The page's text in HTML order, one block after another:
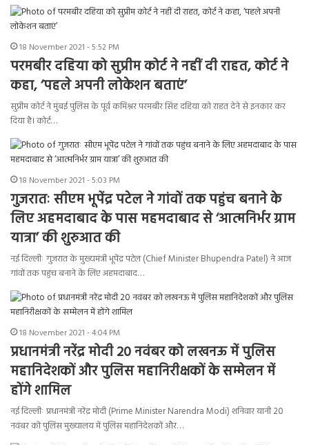
18 November 2021 - 5:52 PM
परमबीर दहिया को सुप्रीम कोर्ट ने नहीं दी राहत, कोर्ट ने
कहा, ‘पहले अपनी लोकेशन बताएं’
सुप्रीम कोर्ट ने मुंबई पुलिस के पूर्व कमिश्नर परमबीर सिंह दहिया को राहत देने से इनकार कर
दिया है। कोर्ट…
18 November 2021 - 5:03 PM
गुजरातः सीएम भूपेंद्र पटेल ने गांवों तक पहुंच बनाने के
लिए अहमदाबाद के पास महमदाबाद से ‘आत्मनिर्भर ग्राम
यात्रा’ की शुरुआत की
नई दिल्लीः गुजरात के मुख्यमंत्री भूपेंद्र पटेल (Chief Minister Bhupendra Patel) ने आज
गांवों तक पहुंच बनाने के लिए अहमदाबाद…
18 November 2021 - 4:04 PM
प्रधानमंत्री नरेंद्र मोदी 20 नवंबर को लखनऊ में पुलिस
महानिदेशकों और पुलिस महानिरीक्षकों के सम्मेलन में
होंगे शामिल
नई दिल्लीः प्रधानमंत्री नरेंद्र मोदी (Prime Minister Narendra Modi) शनिवार यानी 20
नवंबर को पुलिस मुख्यालय में पुलिस महानिदेशकों और…